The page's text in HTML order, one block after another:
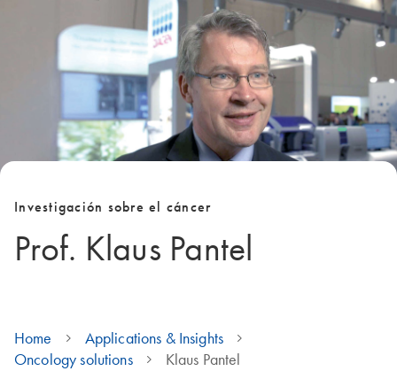
Investigación sobre el cáncer
Prof. Klaus Pantel
Home
Applications & Insights
Oncology solutions
Klaus Pantel